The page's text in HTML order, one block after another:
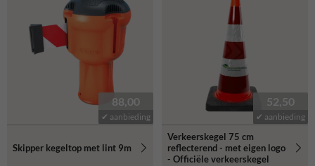
88,00
✔ aanbieding
Skipper kegeltop met lint 9m
52,50
✔ aanbieding
Verkeerskegel 75 cm
reflecterend - met eigen logo
- Officiële verkeerskegel